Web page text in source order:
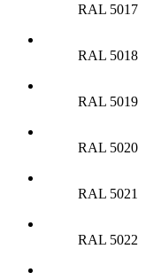
RAL 5017
RAL 5018
RAL 5019
RAL 5020
RAL 5021
RAL 5022